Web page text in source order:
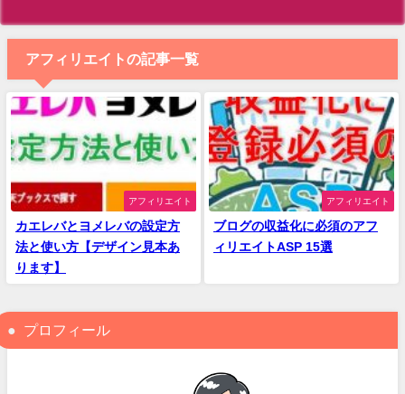
アフィリエイトの記事一覧
アフィリエイト
カエレバとヨメレバの設定方
法と使い方【デザイン見本あ
ります】
アフィリエイト
ブログの収益化に必須のアフ
ィリエイトASP 15選
プロフィール